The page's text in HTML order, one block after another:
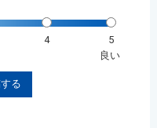
4
5
良い
る